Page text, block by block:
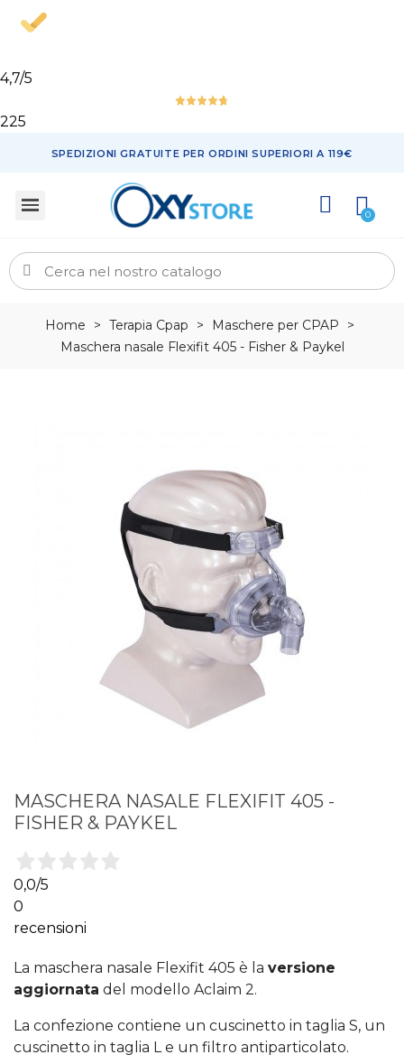
4,7/5
225
SPEDIZIONI GRATUITE PER ORDINI SUPERIORI A 119€
Home > Terapia Cpap > Maschere per CPAP
>
Maschera nasale Flexifit 405 - Fisher & Paykel
MASCHERA NASALE FLEXIFIT 405 -
FISHER & PAYKEL
0,0/5
0
recensioni
La maschera nasale Flexifit 405 è la versione
aggiornata del modello Aclaim 2.
La confezione contiene un cuscinetto in taglia S, un
cuscinetto in taglia L e un filtro antiparticolato.